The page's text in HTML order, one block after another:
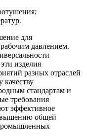
для
давлением.
изделия
разных отраслей
стандартам и
требования
эффективное
общей